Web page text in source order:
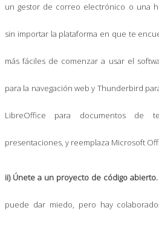
un gestor de correo electrónico o una
sin importar la plataforma en que te
más fáciles de comenzar a usar el
para la navegación web y Thunderbird
LibreOffice para documentos de
presentaciones, y reemplaza Microsoft
ii) Únete a un proyecto de código abierto.
puede dar miedo, pero hay